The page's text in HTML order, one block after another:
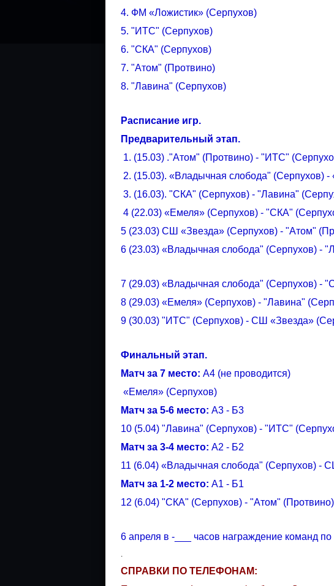
4. ФМ «Ложистик» (Серпухов)
5. "ИТС" (Серпухов)
6. "СКА" (Серпухов)
7. "Атом" (Протвино)
8. "Лавина" (Серпухов)
Расписание игр.
Предварительный этап.
1. (15.03) ."Атом" (Протвино) - "ИТС"
2. (15.03). «Владычная слобода" (Серпухов)
3. (16.03). "СКА" (Серпухов) - "Лавина"
4 (22.03) «Емеля» (Серпухов) - "СКА"
5 (23.03) СШ «Звезда» (Серпухов) - "Атом"
6 (23.03) «Владычная слобода" (Серпухов) -
7 (29.03) «Владычная слобода" (Серпухов) -
8 (29.03) «Емеля» (Серпухов) - "Лавина"
9 (30.03) "ИТС" (Серпухов) - СШ «Звезда»
Финальный этап.
Матч за 7 место: А4 (не проводится)
«Емеля» (Серпухов)
Матч за 5-6 место: А3 - Б3
10 (5.04) "Лавина" (Серпухов) - "ИТС"
Матч за 3-4 место: А2 - Б2
11 (6.04) «Владычная слобода" (Серпухов) -
Матч за 1-2 место: А1 - Б1
12 (6.04) "СКА" (Серпухов) - "Атом"
6 апреля в -___ часов награждение команд
.
СПРАВКИ ПО ТЕЛЕФОНАМ: